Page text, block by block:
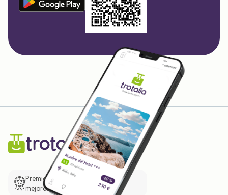
Premio de El Confidencial a las
mejores prácticas empresariales.